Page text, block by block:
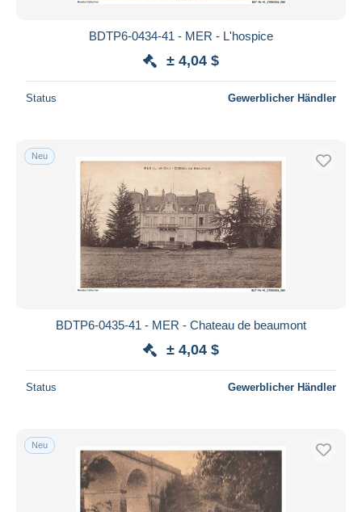
BDTP6-0434-41 - MER - L'hospice
± 4,04 $
Status Gewerblicher Händler
Neu
BDTP6-0435-41 - MER - Chateau de beaumont
± 4,04 $
Status Gewerblicher Händler
Neu